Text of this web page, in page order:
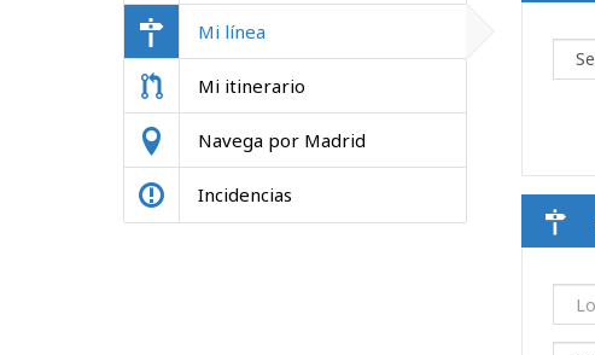
Mi línea
Mi itinerario
Navega por Madrid
Incidencias